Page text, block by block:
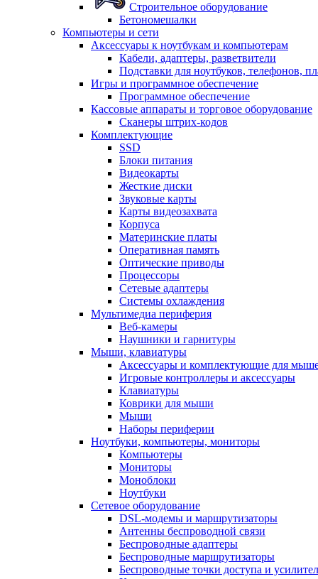
Строительное оборудование
Бетономешалки
Компьютеры и сети
Аксессуары к ноутбукам и компьютерам
Кабели, адаптеры, разветвители
Подставки для ноутбуков, телефонов,
Игры и программное обеспечение
Программное обеспечение
Кассовые аппараты и торговое оборудование
Сканеры штрих-кодов
Комплектующие
SSD
Блоки питания
Видеокарты
Жесткие диски
Звуковые карты
Карты видеозахвата
Корпуса
Материнские платы
Оперативная память
Оптические приводы
Процессоры
Сетевые адаптеры
Системы охлаждения
Мультимедиа периферия
Веб-камеры
Наушники и гарнитуры
Мыши, клавиатуры
Аксессуары и комплектующие для
Игровые контроллеры и аксессуары
Клавиатуры
Коврики для мыши
Мыши
Наборы периферии
Ноутбуки, компьютеры, мониторы
Компьютеры
Мониторы
Моноблоки
Ноутбуки
Сетевое оборудование
DSL-модемы и маршрутизаторы
Антенны беспроводной связи
Беспроводные адаптеры
Беспроводные маршрутизаторы
Беспроводные точки доступа и